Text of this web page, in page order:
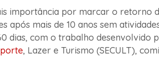
importância por marcar o retorno
após mais de 10 anos sem
dias, com o trabalho desenvolvido
, Lazer e Turismo (SECULT),